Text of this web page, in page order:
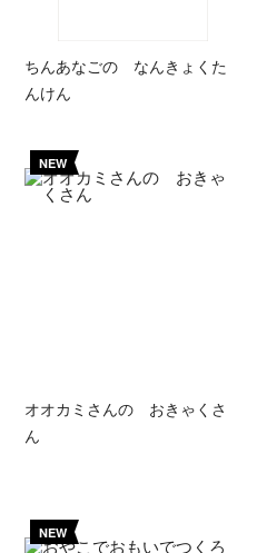
ちんあなごの なんきょくた
んけん
NEW
オオカミさんの おきゃくさ
ん
NEW